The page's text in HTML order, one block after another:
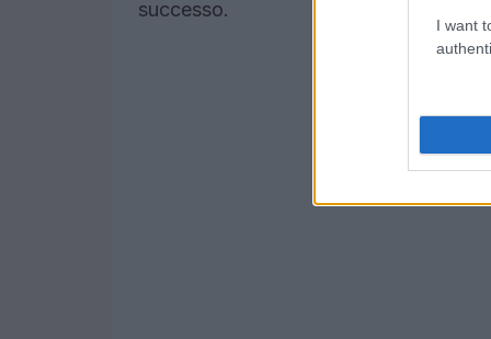
I want
successo.